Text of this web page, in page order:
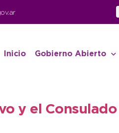
Inicio Gobierno Abierto
y el